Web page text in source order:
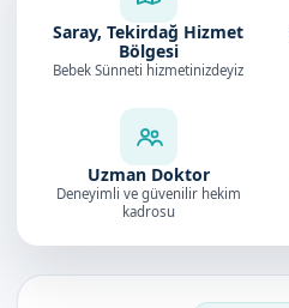
Saray, Tekirdağ Hizmet
Bölgesi
Bebek Sünneti hizmetinizdeyiz
Uzman Doktor
Deneyimli ve güvenilir hekim
kadrosu
Doktorumuz